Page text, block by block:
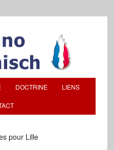
DOCTRINE LIENS
pour Lille